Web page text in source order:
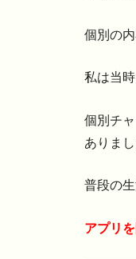
個別の
私は当
個別チ
ありまし
普段の
アプリ